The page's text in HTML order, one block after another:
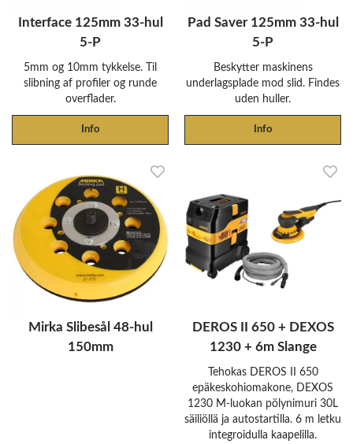
Interface 125mm 33-hul
5-P
5mm og 10mm tykkelse. Til
slibning af profiler og runde
overflader.
Info
Pad Saver 125mm 33-hul
5-P
Beskytter maskinens
underlagsplade mod slid. Findes
uden huller.
Info
Mirka Slibesål 48-hul
150mm
DEROS II 650 + DEXOS
1230 + 6m Slange
Tehokas DEROS II 650
epäkeskohiomakone, DEXOS
1230 M-luokan pölynimuri 30L
säiliöllä ja autostartilla. 6 m letku
integroidulla kaapelilla.